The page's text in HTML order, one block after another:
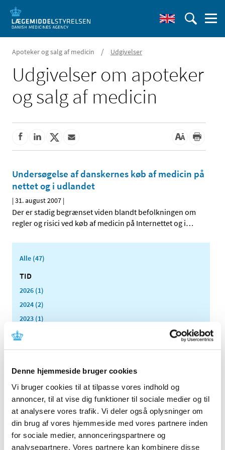
Denne hjemmeside bruger cookies
Vi bruger cookies til at tilpasse vores indhold og
annoncer, til at vise dig funktioner til sociale medier og til
at analysere vores trafik. Vi deler også oplysninger om
din brug af vores hjemmeside med vores partnere inden
for sociale medier, annonceringspartnere og
analysepartnere. Vores partnere kan kombinere disse
Apoteker og salg af medicin / Udgivelser
Udgivelser om apoteker
og salg af medicin
Undersøgelse af danskernes køb af medicin på
nettet og i udlandet
|31. august 2007 |
Der er stadig begrænset viden blandt befolkningen om
regler og risici ved køb af medicin på Internettet og i…
Alle (47)
TID
2026 (1)
2024 (2)
2023 (1)
2022 (1)
2019 (3)
2018 (3)
2017 (5)
2016 (2)
2015 (1)
2014 (1)